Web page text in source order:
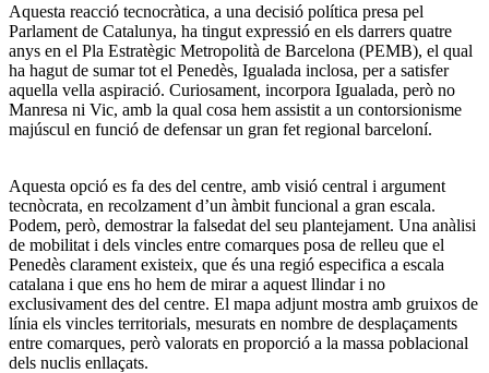
Aquesta reacció tecnocràtica, a una decisió política presa pel
Parlament de Catalunya, ha tingut expressió en els darrers quatre
anys en el Pla Estratègic Metropolità de Barcelona (PEMB), el qual
ha hagut de sumar tot el Penedès, Igualada inclosa, per a satisfer
aquella vella aspiració. Curiosament, incorpora Igualada, però no
Manresa ni Vic, amb la qual cosa hem assistit a un contorsionisme
majúscul en funció de defensar un gran fet regional barceloní.
Aquesta opció es fa des del centre, amb visió central i argument
tecnòcrata, en recolzament d’un àmbit funcional a gran escala.
Podem, però, demostrar la falsedat del seu plantejament. Una anàlisi
de mobilitat i dels vincles entre comarques posa de relleu que el
Penedès clarament existeix, que és una regió especifica a escala
catalana i que ens ho hem de mirar a aquest llindar i no
exclusivament des del centre. El mapa adjunt mostra amb gruixos de
línia els vincles territorials, mesurats en nombre de desplaçaments
entre comarques, però valorats en proporció a la massa poblacional
dels nuclis enllaçats.